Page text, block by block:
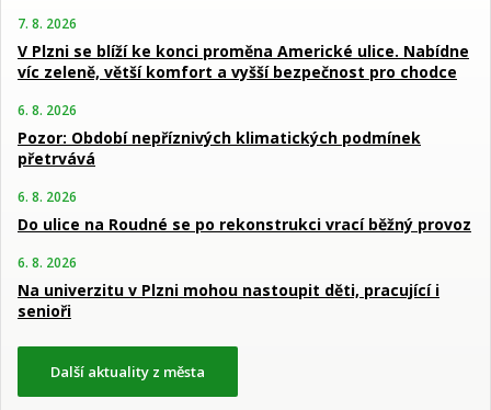
7. 8. 2026
V Plzni se blíží ke konci proměna Americké ulice. Nabídne
víc zeleně, větší komfort a vyšší bezpečnost pro chodce
6. 8. 2026
Pozor: Období nepříznivých klimatických podmínek
přetrvává
6. 8. 2026
Do ulice na Roudné se po rekonstrukci vrací běžný provoz
6. 8. 2026
Na univerzitu v Plzni mohou nastoupit děti, pracující i
senioři
Další aktuality z města